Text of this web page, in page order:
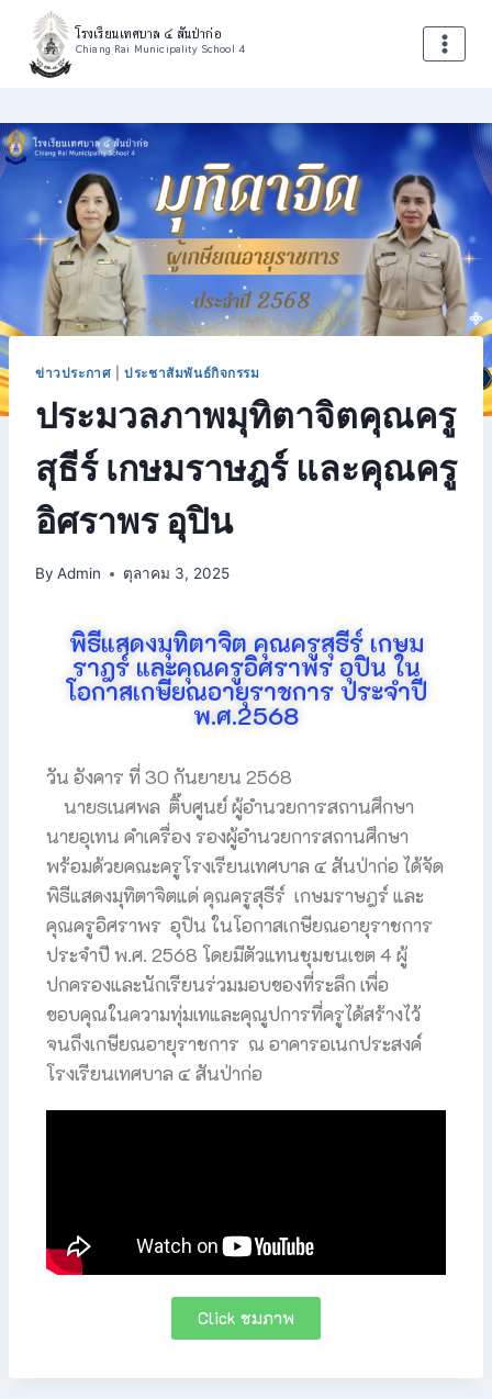
โรงเรียนเทศบาล ๔ สันป่าก่อ
Chiang Rai Municipality School 4
ข่าวประกาศ |ประชาสัมพันธ์กิจกรรม
ประมวลภาพมุทิตาจิตคุณครู
สุธีร์ เกษมราษฎร์ และคุณครู
อิศราพร อุปิน
By Admin ตุลาคม 3, 2025
พิธีแสดงมุทิตาจิต คุณครูสุธีร์ เกษม
ราฎร์ และคุณครูอิศราพร อุปิน ใน
โอกาสเกษียณอายุราชการ ประจำปี
พ.ศ.2568
วัน อังคาร ที่ 30 กันยายน 2568
นายธเนศพล ติ๊บศูนย์ ผู้อำนวยการสถานศึกษา
นายอุเทน คำเครื่อง รองผู้อำนวยการสถานศึกษา
พร้อมด้วยคณะครูโรงเรียนเทศบาล ๔ สันป่าก่อ ได้จัด
พิธีแสดงมุทิตาจิตแด่ คุณครูสุธีร์ เกษมราษฎร์ และ
คุณครูอิศราพร อุปิน ในโอกาสเกษียณอายุราชการ
ประจำปี พ.ศ. 2568 โดยมีตัวแทนชุมชนเขต 4 ผู้
ปกครองและนักเรียนร่วมมอบของที่ระลึก เพื่อ
ขอบคุณในความทุ่มเทและคุณูปการที่ครูได้สร้างไว้
จนถึงเกษียณอายุราชการ ณ อาคารอเนกประสงค์
โรงเรียนเทศบาล ๔ สันป่าก่อ
Click ชมภาพ